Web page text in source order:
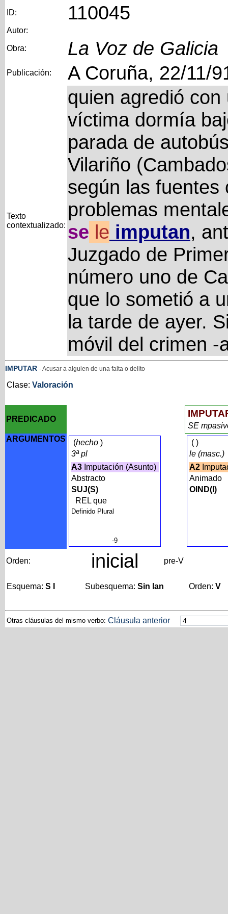
ID: 110045
Autor:
Obra: La Voz de Galicia
Publicación: A Coruña, 22/11/
Texto
contextualizado:
quien agredió
víctima dormía
parada de
Vilariño
según las fuentes
problemas
se le imputan,
Juzgado de
número uno de
que lo sometió a
la tarde de ayer.
móvil del crimen -
IMPUTAR - Acusar a alguien de una falta o delito
Clase: Valoración
PREDICADO
SE
ARGUMENTOS
(hecho)
3ª pl
A3Imputación (Asunto)
Abstracto
SUJ(S)
REL que
Definido Plural
-9
()
le (masc.)
A2
Animado
OIND(I)
Orden: inicial pre-V
Esquema: S I Subesquema: Sin Ian Orden: V
Otras cláusulas del mismo verbo: Cláusula anterior